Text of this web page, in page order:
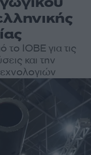
το ΙΟΒΕ για τις
και την